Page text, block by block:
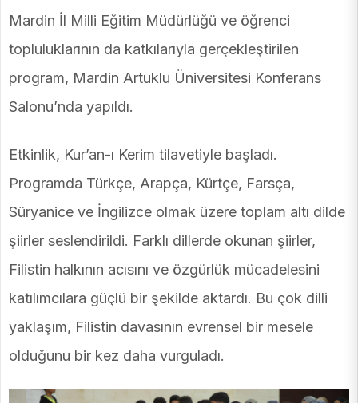
Mardin İl Milli Eğitim Müdürlüğü ve öğrenci
topluluklarının da katkılarıyla gerçekleştirilen
program, Mardin Artuklu Üniversitesi Konferans
Salonu’nda yapıldı.
Etkinlik, Kur’an-ı Kerim tilavetiyle başladı.
Programda Türkçe, Arapça, Kürtçe, Farsça,
Süryanice ve İngilizce olmak üzere toplam altı dilde
şiirler seslendirildi. Farklı dillerde okunan şiirler,
Filistin halkının acısını ve özgürlük mücadelesini
katılımcılara güçlü bir şekilde aktardı. Bu çok dilli
yaklaşım, Filistin davasının evrensel bir mesele
olduğunu bir kez daha vurguladı.